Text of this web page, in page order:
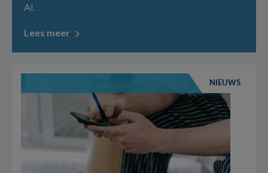
AI.
Lees meer
NIEUWS